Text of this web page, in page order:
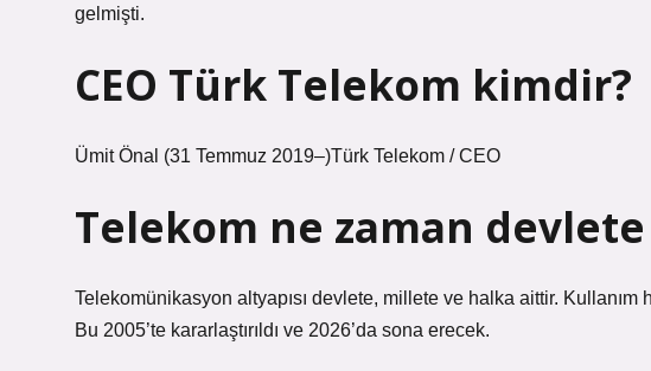
gelmişti.
CEO Türk Telekom kimdir?
Ümit Önal (31 Temmuz 2019–)Türk Telekom / CEO
Telekom ne zaman
Telekomünikasyon altyapısı devlete, millete ve halka aittir. Kullanım
Bu 2005’te kararlaştırıldı ve 2026’da sona erecek.